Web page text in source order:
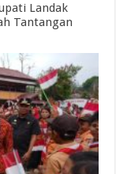
Landak
Tantangan